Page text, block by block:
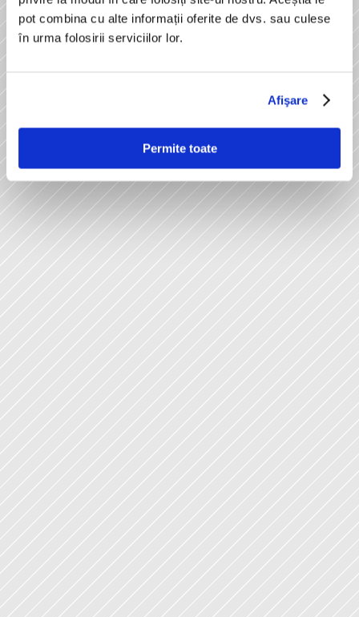
pot combina cu alte informații oferite de dvs. sau culese
în urma folosirii serviciilor lor.
Afişare
Permite toate